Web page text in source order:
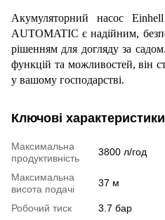
Акумуляторний насос
AUTOMATIC є надійним,
рішенням для догляду за
функцій та можливостей, він
у вашому господарстві.
Ключові характеристики
Максимальна
продуктивність
3800 л/год
Максимальна
висота подачі
37 м
Робочий тиск
3.7 бар